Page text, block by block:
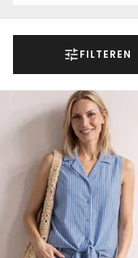
FILTEREN